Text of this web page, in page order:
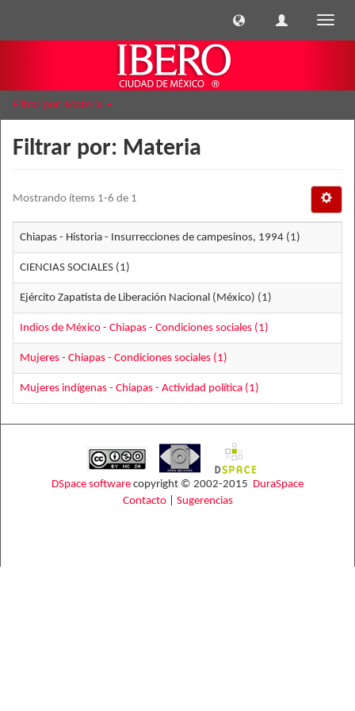
Filtrar por: Materia
Filtrar por: Materia
Mostrando ítems 1-6 de 1
Chiapas - Historia - Insurrecciones de campesinos, 1994 (1)
CIENCIAS SOCIALES (1)
Ejército Zapatista de Liberación Nacional (México) (1)
Indios de México - Chiapas - Condiciones sociales (1)
Mujeres - Chiapas - Condiciones sociales (1)
Mujeres indígenas - Chiapas - Actividad política (1)
DSpace software copyright © 2002-2015 DuraSpace
Contacto| Sugerencias